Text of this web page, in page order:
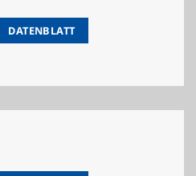
DATENBLATT